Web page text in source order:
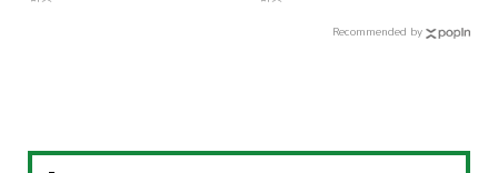
Recommended by